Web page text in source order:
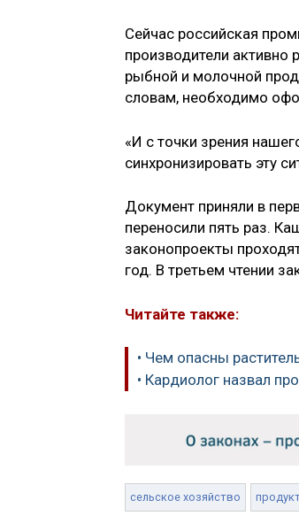
Сейчас российская
производители активно
рыбной и молочной
словам, необходимо
«И с точки зрения
синхронизировать эту
Документ приняли в
переносили пять раз.
законопроекты
год. В третьем чтении
Читайте также:
• Чем опасны
• Кардиолог назвал
сельское хозяйство